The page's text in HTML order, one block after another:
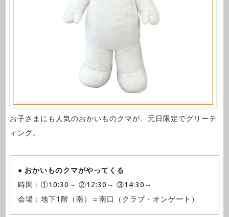
お子さまにも人気のおかいものクマが、元日限定でグリーテ
ィング。
● おかいものクマがやってくる
時間：①10:30～ ②12:30～ ③14:30～
会場：地下1階（南）＝南口（クラブ・オンゲート）